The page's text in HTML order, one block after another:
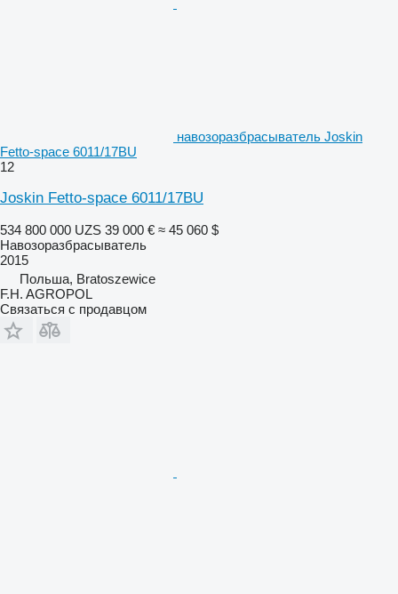
навозоразбрасыватель Joskin
Fetto-space 6011/17BU
12
Joskin Fetto-space 6011/17BU
534 800 000 UZS 39 000 € ≈ 45 060 $
Навозоразбрасыватель
2015
Польша, Bratoszewice
F.H. AGROPOL
Связаться с продавцом